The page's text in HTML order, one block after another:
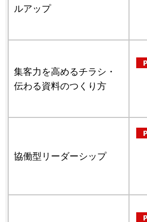
ルアップ
集客力を高めるチラシ・
伝わる資料のつくり方
協働型リーダーシップ